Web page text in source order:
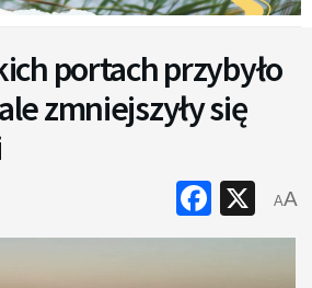
portach przybyło
zmniejszyły się
X
AA